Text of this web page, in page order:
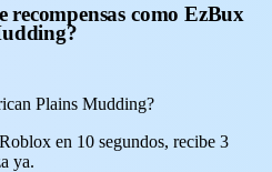
recompensas como EzBux
Plains Mudding?
en 10 segundos, recibe 3
ya.